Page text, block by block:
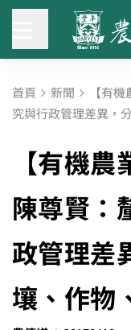
首頁 新聞 【有
究與行政管理差異，
【有機
陳尊賢
政管理
壤、作